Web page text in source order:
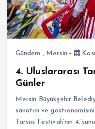
Gündem , Mersin
4. Uluslararası
Günler
Mersin Büyükşehir
sanatını ve
Tarsus Festivali’nin